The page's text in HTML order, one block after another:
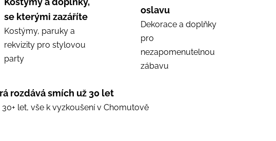
se kterými zazáříte
Kostýmy, paruky a
rekvizity pro stylovou
party
oslavu
Dekorace a doplňky
pro
nezapomenutelnou
zábavu
rozdává smích už 30 let
30+ let, vše k vyzkoušení v Chomutově